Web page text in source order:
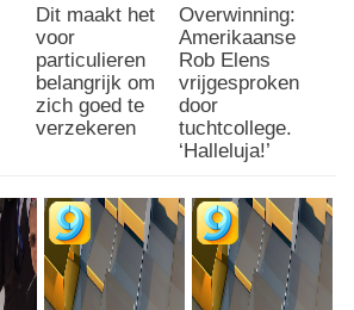
Dit maakt het
voor
particulieren
belangrijk om
zich goed te
verzekeren
Overwinning:
Amerikaanse
Rob Elens
vrijgesproken
door
tuchtcollege.
‘Halleluja!’